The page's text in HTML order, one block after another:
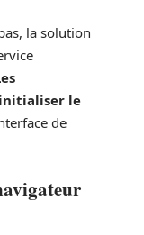
la solution
le
de